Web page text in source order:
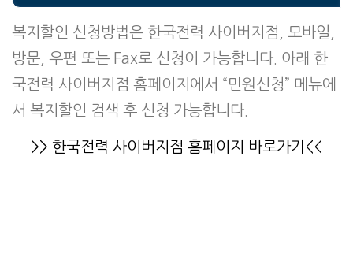
복지할인 신청방법은 한국전력 사이버지점, 모바일,
방문, 우편 또는 Fax로 신청이 가능합니다. 아래 한
국전력 사이버지점 홈페이지에서 “민원신청” 메뉴에
서 복지할인 검색 후 신청 가능합니다.
>> 한국전력 사이버지점 홈페이지 바로가기<<